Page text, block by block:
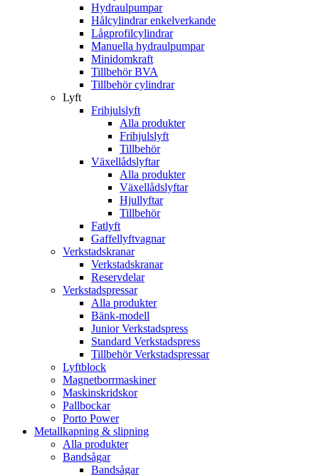
Hydraulpumpar
Hålcylindrar enkelverkande
Lågprofilcylindrar
Manuella hydraulpumpar
Minidomkraft
Tillbehör BVA
Tillbehör cylindrar
Lyft
Frihjulslyft
Alla produkter
Frihjulslyft
Tillbehör
Växellådslyftar
Alla produkter
Växellådslyftar
Hjullyftar
Tillbehör
Fatlyft
Gaffellyftvagnar
Verkstadskranar
Verkstadskranar
Reservdelar
Verkstadspressar
Alla produkter
Bänk-modell
Junior Verkstadspress
Standard Verkstadspress
Tillbehör Verkstadspressar
Lyftblock
Magnetborrmaskiner
Maskinskridskor
Pallbockar
Porto Power
Metallkapning & slipning
Alla produkter
Bandsågar
Bandsågar